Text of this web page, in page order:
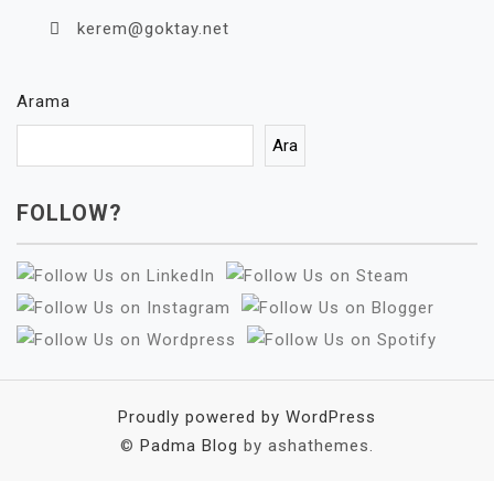
kerem@goktay.net
Arama
Ara
FOLLOW?
Proudly powered by WordPress
© Padma Blog by ashathemes.